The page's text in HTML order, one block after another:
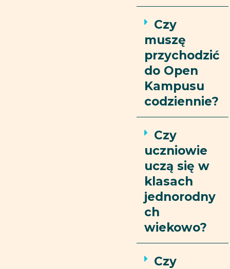
Czy
muszę
przychodzić
do Open
Kampusu
codziennie?
Czy
uczniowie
uczą się w
klasach
jednorodny
ch
wiekowo?
Czy